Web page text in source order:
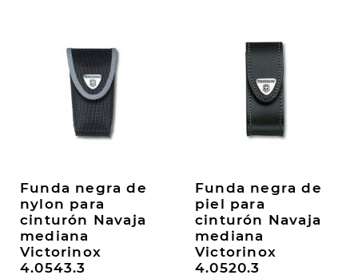
Funda negra de
nylon para
cinturón Navaja
mediana
Victorinox
4.0543.3
Funda negra de
piel para
cinturón Navaja
mediana
Victorinox
4.0520.3